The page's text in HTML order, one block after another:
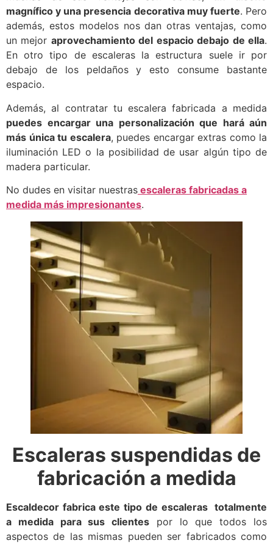
magnífico y una presencia decorativa muy fuerte. Pero
además, estos modelos nos dan otras ventajas, como
un mejor aprovechamiento del espacio debajo de ella.
En otro tipo de escaleras la estructura suele ir por
debajo de los peldaños y esto consume bastante
espacio.
Además, al contratar tu escalera fabricada a medida
puedes encargar una personalización que hará aún
más única tu escalera, puedes encargar extras como la
iluminación LED o la posibilidad de usar algún tipo de
madera particular.
No dudes en visitar nuestras escaleras fabricadas a
medida más impresionantes.
Escaleras suspendidas de
fabricación a medida
Escaldecor fabrica este tipo de escaleras totalmente
a medida para sus clientes por lo que todos los
aspectos de las mismas pueden ser fabricados como